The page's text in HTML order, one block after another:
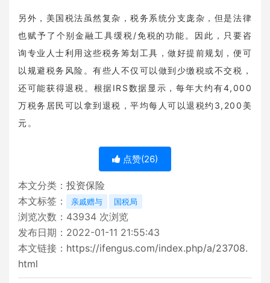
另外，美国税法虽然复杂，税务系统分支庞杂，但是法律
也赋予了个别金融工具缓税/免税的功能。因此，只要咨
询专业人士利用这些税务筹划工具，做好提前规划，便可
以规避税务风险。有些人不仅可以做到少缴税或不交税，
还可能获得退税。根据IRS数据显示，每年大约有4,000
万税务居民可以拿到退税，平均每人可以退税约3,200美
元。
点赞(26)
本文分类： 投资保险
本文标签：
亲戚赠与 国税局
浏览次数： 43934 次浏览
发布日期：2022-01-11 21:55:43
本文链接： https://ifengus.com/index.php/a/23708.
html